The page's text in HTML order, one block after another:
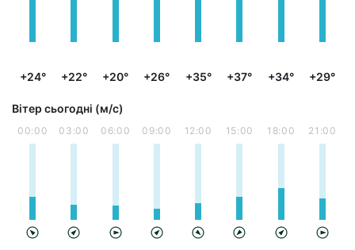
+24° +22° +20° +26° +35° +37° +34° +29°
Вітер сьогодні (м/с)
00:00 03:00 06:00 09:00 12:00 15:00 18:00 21:00